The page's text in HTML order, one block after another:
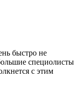
быстро не
специолисты
с этим